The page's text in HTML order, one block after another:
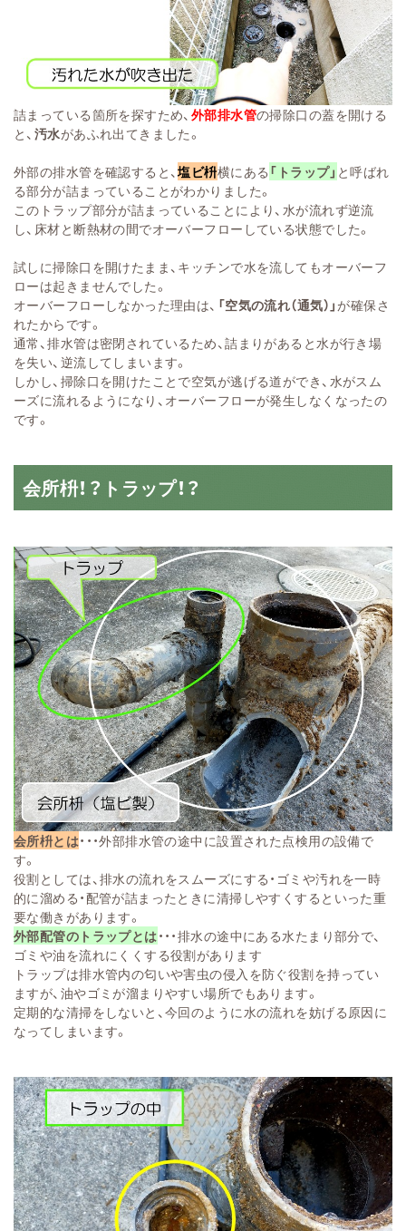
詰まっている箇所を探すため、 外部排水管の掃除口の蓋を開ける
と、 汚水があふれ出てきました。
外部の排水管を確認すると、塩ビ枡横にある 「トラップ」 と呼ばれ
る部分が詰まっていることがわかりました。
このトラップ部分が詰まっていることにより、水が流れず逆流
し、床材と断熱材の間でオーバーフローしている状態でした。
試しに掃除口を開けたまま、キッチンで水を流してもオーバーフ
ローは起きませんでした。
オーバーフローしなかった理由は、 「空気の流れ（通気）」 が確保さ
れたからです。
通常、排水管は密閉されているため、詰まりがあると水が行き場
を失い、逆流してしまいます。
しかし、掃除口を開けたことで空気が逃げる道ができ、水がスム
ーズに流れるようになり、オーバーフローが発生しなくなったの
です。
会所枡！？トラップ！？
会所枡とは・・・外部排水管の途中に設置された点検用の設備で
す。
役割としては、排水の流れをスムーズにする・ゴミや汚れを一時
的に溜める・配管が詰まったときに清掃しやすくするといった重
要な働きがあります。
外部配管のトラップとは・・・排水の途中にある水たまり部分で、
ゴミや油を流れにくくする役割があります
トラップは排水管内の匂いや害虫の侵入を防ぐ役割を持ってい
ますが、油やゴミが溜まりやすい場所でもあります。
定期的な清掃をしないと、今回のように水の流れを妨げる原因に
なってしまいます。